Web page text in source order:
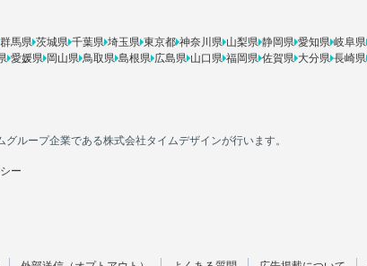
群馬県 茨城県 千葉県 埼玉県 東京都 神奈川県 山梨県 静岡県 愛知県 岐阜県
愛媛県 岡山県 鳥取県 島根県 広島県 山口県 福岡県 佐賀県 大分県 長崎県
ループ企業である株式会社タイムデザインが行います。
ー